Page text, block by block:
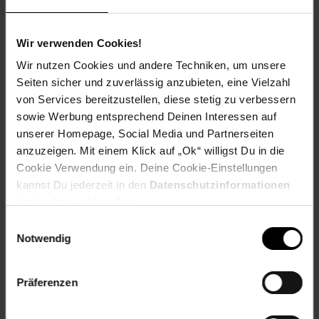
Wir verwenden Cookies!
Wir nutzen Cookies und andere Techniken, um unsere
Seiten sicher und zuverlässig anzubieten, eine Vielzahl
von Services bereitzustellen, diese stetig zu verbessern
sowie Werbung entsprechend Deinen Interessen auf
unserer Homepage, Social Media und Partnerseiten
anzuzeigen. Mit einem Klick auf „Ok“ willigst Du in die
Cookie Verwendung ein. Deine Cookie-Einstellungen
kannst Du jederzeit in den Datenschutzinformationen
Notwendig
Präferenzen
Pfand am Pfandautomaten spendest.
Welchen Verein du in deiner Region unterstützen kannst
Zurück zu Vereinsspende
Fußzeile
Weitere Online-Angebote